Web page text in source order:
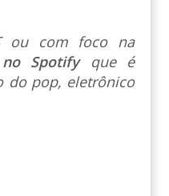
ou com foco na
Spotify que é
do pop, eletrônico